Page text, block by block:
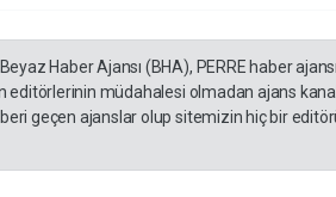
Haber Ajansı (BHA), PERRE haber
müdahalesi olmadan ajans
geçen ajanslar olup sitemizin hiç bir